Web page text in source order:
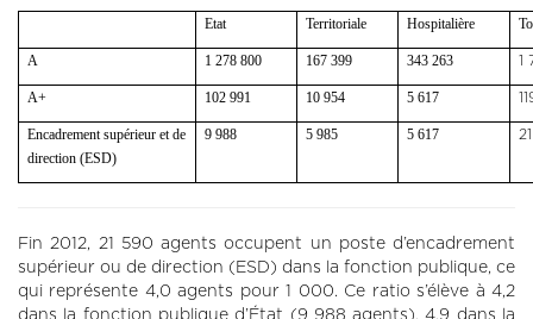
Etat Territoriale Hospitalière
A 1 278 800 167 399 343 263 1
A+ 102 991 10 954 5 617
Encadrement supérieur et de
direction (ESD)
9 988 5 985 5 617
Fin 2012, 21 590 agents occupent un poste d’encadrement
supérieur ou de direction (ESD) dans la fonction publique, ce
qui représente 4,0 agents pour 1 000. Ce ratio s’élève à 4,2
dans la fonction publique d’État (9 988 agents), 4,9 dans la